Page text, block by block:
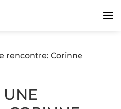
rencontre: Corinne
UNE